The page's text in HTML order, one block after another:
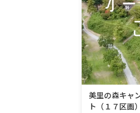
美里の森キャ
ト（１７区画